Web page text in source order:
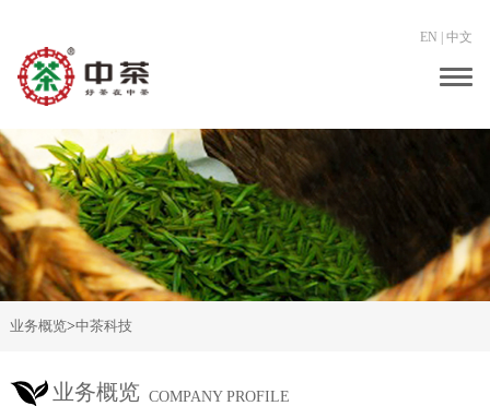
EN 中文
业务概览>中茶科技
业务概览 COMPANY PROFILE